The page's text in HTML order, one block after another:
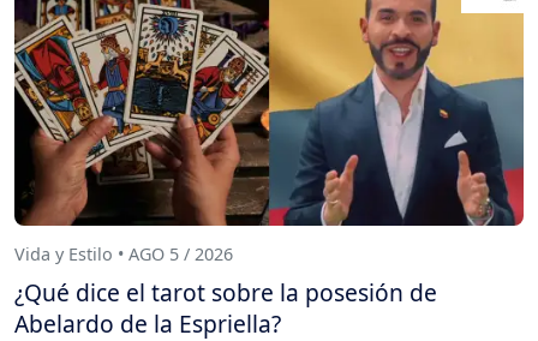
Vida y Estilo • AGO 5 / 2026
¿Qué dice el tarot sobre la posesión de
Abelardo de la Espriella?